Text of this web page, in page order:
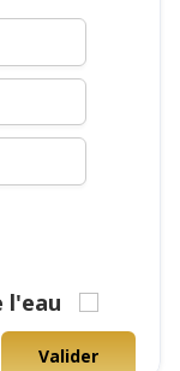
l'eau
Valider